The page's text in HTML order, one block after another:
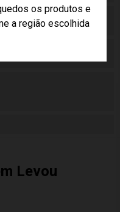
os produtos e
a região escolhida
Levou